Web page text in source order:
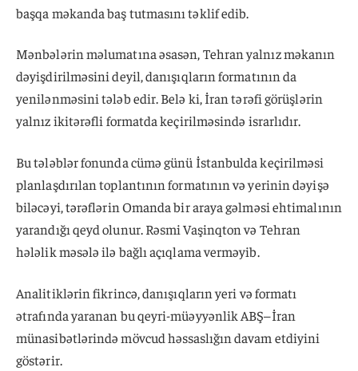
başqa məkanda baş tutmasını təklif edib.
Mənbələrin məlumatına əsasən, Tehran yalnız məkanın
dəyişdirilməsini deyil, danışıqların formatının da
yenilənməsini tələb edir. Belə ki, İran tərəfi görüşlərin
yalnız ikitərəfli formatda keçirilməsində israrlıdır.
Bu tələblər fonunda cümə günü İstanbulda keçirilməsi
planlaşdırılan toplantının formatının və yerinin dəyişə
biləcəyi, tərəflərin Omanda bir araya gəlməsi ehtimalının
yarandığı qeyd olunur. Rəsmi Vaşinqton və Tehran
hələlik məsələ ilə bağlı açıqlama verməyib.
Analitiklərin fikrincə, danışıqların yeri və formatı
ətrafında yaranan bu qeyri-müəyyənlik ABŞ–İran
münasibətlərində mövcud həssaslığın davam etdiyini
göstərir.